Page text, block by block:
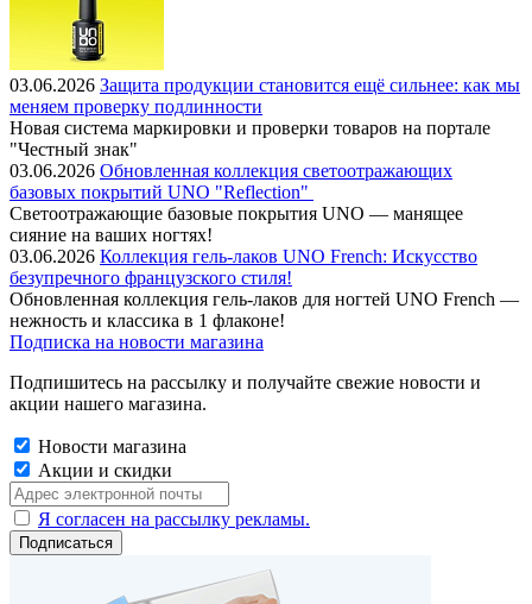
03.06.2026 Защита продукции становится ещё сильнее: как мы
меняем проверку подлинности
Новая система маркировки и проверки товаров на портале
"Честный знак"
03.06.2026 Обновленная коллекция светоотражающих
базовых покрытий UNO "Reflection"
Cветоотражающие базовые покрытия UNO — манящее
сияние на ваших ногтях!
03.06.2026 Коллекция гель-лаков UNO French: Искусство
безупречного французского стиля!
Обновленная коллекция гель-лаков для ногтей UNO French —
нежность и классика в 1 флаконе!
Подписка на новости магазина
Подпишитесь на рассылку и получайте свежие новости и
акции нашего магазина.
Новости магазина
Акции и скидки
Я согласен на рассылку рекламы.